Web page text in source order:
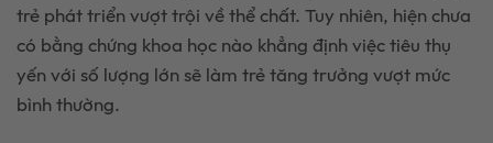
trẻ phát triển vượt trội về thể chất. Tuy nhiên, hiện chưa
có bằng chứng khoa học nào khẳng định việc tiêu thụ
yến với số lượng lớn sẽ làm trẻ tăng trưởng vượt mức
bình thường.